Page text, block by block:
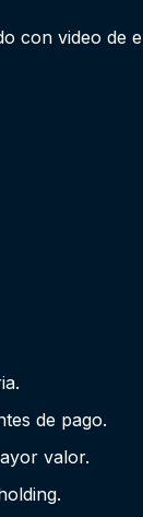
con video de
de pago.
valor.